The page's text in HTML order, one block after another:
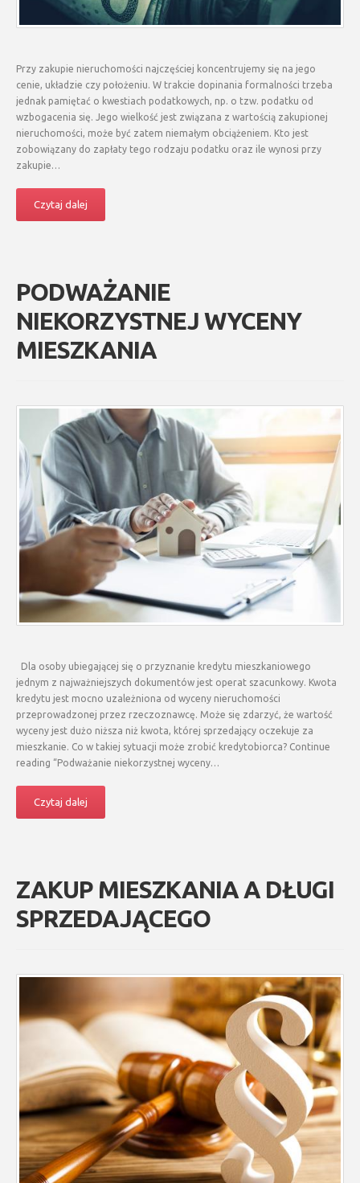
Przy zakupie nieruchomości najczęściej koncentrujemy się na jego
cenie, układzie czy położeniu. W trakcie dopinania formalności trzeba
jednak pamiętać o kwestiach podatkowych, np. o tzw. podatku od
wzbogacenia się. Jego wielkość jest związana z wartością zakupionej
nieruchomości, może być zatem niemałym obciążeniem. Kto jest
zobowiązany do zapłaty tego rodzaju podatku oraz ile wynosi przy
zakupie…
Czytaj dalej
PODWAŻANIE
NIEKORZYSTNEJ WYCENY
MIESZKANIA
Dla osoby ubiegającej się o przyznanie kredytu mieszkaniowego
jednym z najważniejszych dokumentów jest operat szacunkowy. Kwota
kredytu jest mocno uzależniona od wyceny nieruchomości
przeprowadzonej przez rzeczoznawcę. Może się zdarzyć, że wartość
wyceny jest dużo niższa niż kwota, której sprzedający oczekuje za
mieszkanie. Co w takiej sytuacji może zrobić kredytobiorca? Continue
reading “Podważanie niekorzystnej wyceny…
Czytaj dalej
ZAKUP MIESZKANIA A DŁUGI
SPRZEDAJĄCEGO